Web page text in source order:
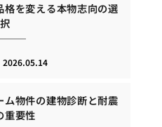
を変える本物志向の選
択
2026.05.14
物件の建物診断と耐震
重要性